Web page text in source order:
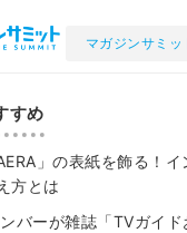
マガジンサミ
すめ
」の表紙を飾る！
方とは
バーが雑誌「TVガイド